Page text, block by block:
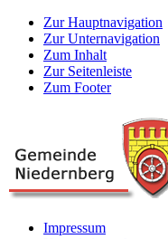
Zur Hauptnavigation
Zur Unternavigation
Zum Inhalt
Zur Seitenleiste
Zum Footer
Impressum